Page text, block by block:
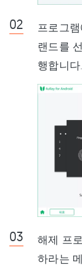
프로그
랜드를
행합니다.
해제 프
하라는